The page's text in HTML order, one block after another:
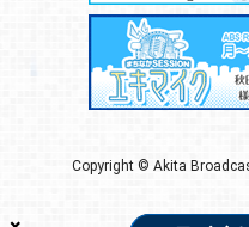
Copyright © Akita